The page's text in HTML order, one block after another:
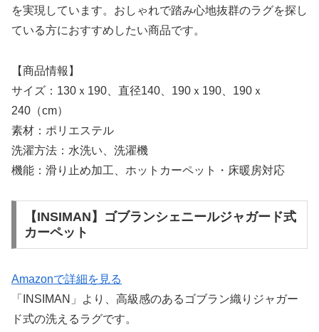
を実現しています。おしゃれで踏み心地抜群のラグを探し
ている方におすすめしたい商品です。
【商品情報】
サイズ：130ｘ190、直径140、190ｘ190、190ｘ
240（cm）
素材：ポリエステル
洗濯方法：水洗い、洗濯機
機能：滑り止め加工、ホットカーペット・床暖房対応
【INSIMAN】ゴブランシェニールジャガード式
カーペット
Amazonで詳細を見る
「INSIMAN」より、高級感のあるゴブラン織りジャガー
ド式の洗えるラグです。